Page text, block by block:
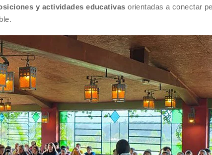
y actividades educativas orientadas a conectar